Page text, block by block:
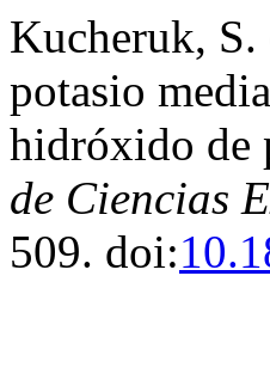
Kucheruk, S.
potasio
hidróxido de
de Ciencias
509. doi: